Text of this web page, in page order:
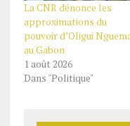
La CNR dénonce les
approximations du
pouvoir d’Oligui
au Gabon
1 août 2026
Dans "Politique"